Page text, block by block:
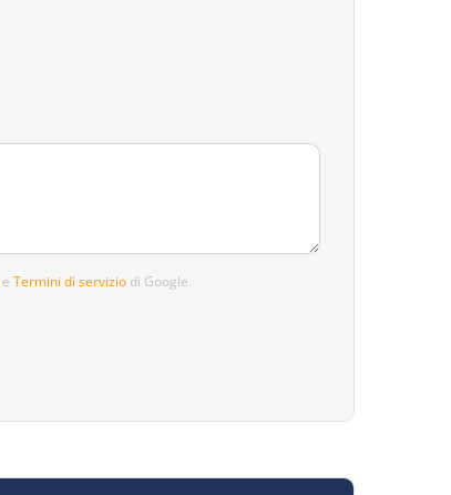
eTermini di servizio di Google.